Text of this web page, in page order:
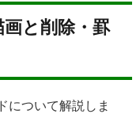
と削除・罫
について解説しま